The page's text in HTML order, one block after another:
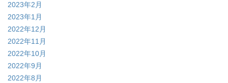
2023年2月
2023年1月
2022年12月
2022年11月
2022年10月
2022年9月
2022年8月